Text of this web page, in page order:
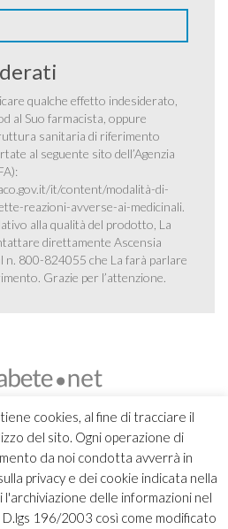
cookies, al fine di tracciare il
del sito. Ogni operazione di
da noi condotta avverrà in
privacy e dei cookie indicata nella
l'archiviazione delle informazioni nel
196/2003 così come modificato
qualche effetto indesiderato,
al Suo farmacista, oppure
sanitaria di riferimento
al seguente sito dell’Agenzia
it/content/modalità-di-
reazioni-avverse-ai-medicinali.
alla qualità del prodotto, La
direttamente Ascensia
n. 800-824055 che La farà parlare
Grazie per l’attenzione.